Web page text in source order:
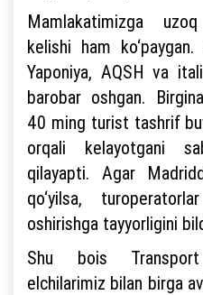
Mamlakatimizga
kelishi ham
Yaponiya, AQSH va
barobar oshgan.
40 ming turist tashrif
orqali kelayotgani
qilayapti. Agar
qo‘yilsa,
oshirishga tayyorligini
Shu bois
elchilarimiz bilan birga